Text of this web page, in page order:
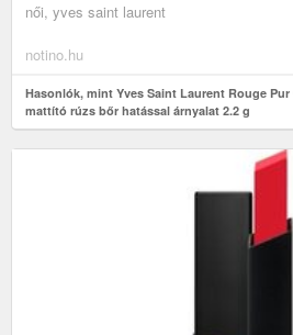
női, yves saint laurent
notino.hu
Hasonlók, mint Yves Saint Laurent Rouge
mattító rúzs bőr hatással árnyalat 2.2 g